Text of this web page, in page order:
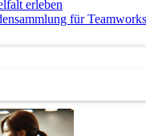
erleben
für